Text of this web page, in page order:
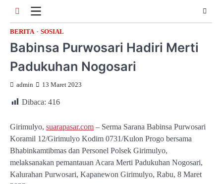
contentBERITA SOSIAL
Babinsa Purwosari Hadiri Merti
Padukuhan Nogosari
admin 13 Maret 2023
Dibaca: 416
Girimulyo, suarapasar.com – Serma Sarana Babinsa Purwosari
Koramil 12/Girimulyo Kodim 0731/Kulon Progo bersama
Bhabinkamtibmas dan Personel Polsek Girimulyo,
melaksanakan pemantauan Acara Merti Padukuhan Nogosari,
Kalurahan Purwosari, Kapanewon Girimulyo, Rabu, 8 Maret